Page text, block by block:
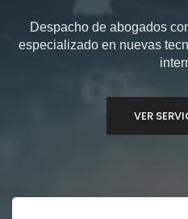
Despacho de abogados
especializado en nuevas
VER